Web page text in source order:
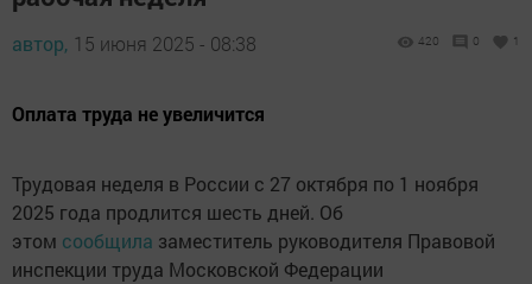
автор, 15 июня 2025 - 08:38 420 0 1
Оплата труда не увеличится
Трудовая неделя в России с 27 октября по 1 ноября
2025 года продлится шесть дней. Об
этом сообщила заместитель руководителя Правовой
инспекции труда Московской Федерации